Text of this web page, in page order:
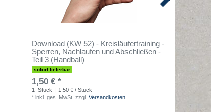
Download (KW 52) - Kreisläufertraining -
Sperren, Nachlaufen und Abschließen -
Teil 3 (Handball)
sofort lieferbar
1,50 € *
1 Stück
| 1,50 € / Stück
* inkl. ges. MwSt. zzgl. Versandkosten